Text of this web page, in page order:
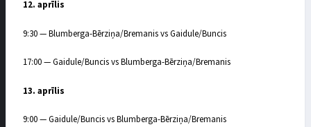
12. aprīlis
9:30 — Blumberga-Bērziņa/Bremanis vs Gaidule/Buncis
17:00 — Gaidule/Buncis vs Blumberga-Bērziņa/Bremanis
13. aprīlis
9:00 — Gaidule/Buncis vs Blumberga-Bērziņa/Bremanis